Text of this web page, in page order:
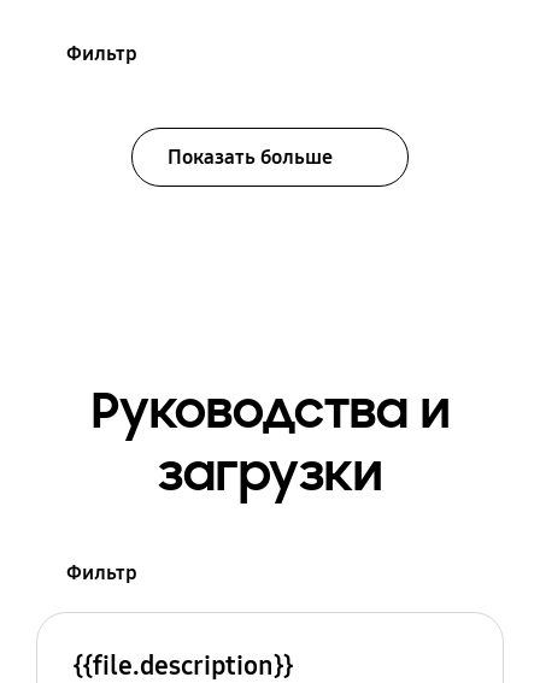
Фильтр
Показать больше
Руководства и
загрузки
Фильтр
{{file.description}}